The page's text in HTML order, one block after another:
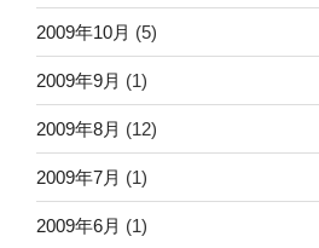
2009年10月 (5)
2009年9月 (1)
2009年8月 (12)
2009年7月 (1)
2009年6月 (1)